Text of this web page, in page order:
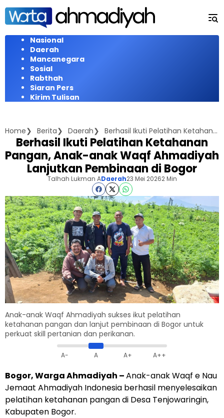
Langsung
konten
Nasional
Daerah
Mancanegara
Sosial
Rabthah
Siaran Pers
Kirim Tulisan
Home Berita Daerah Berhasil Ikuti Pelatihan Ketahanan Pangan, Anak-anak Waqf Ahmadiyah Lanjutkan Pembinaan di Bogor
Berhasil Ikuti Pelatihan Ketahanan
Pangan, Anak-anak Waqf Ahmadiyah
Lanjutkan Pembinaan di Bogor
Talhah Lukman ADaerah23 Mei 20262 Min
Anak-anak Waqf Ahmadiyah sukses ikut pelatihan
ketahanan pangan dan lanjut pembinaan di Bogor untuk
perkuat skill pertanian dan perikanan.
A- A A+ A++
Bogor, Warga Ahmadiyah –Anak-anak Waqf e Nau
Jemaat Ahmadiyah Indonesia berhasil menyelesaikan
pelatihan ketahanan pangan di Desa Tenjowaringin,
Kabupaten Bogor.